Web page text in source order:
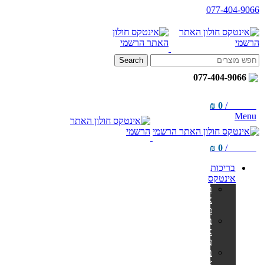
077-404-9066
Search
077-404-9066
/
₪ 0
Menu
/
₪ 0
בריכות
אינטקס
בריכות
אולטרה
מלבניות
בריכות
אולטרה
עגולות
בריכות
צינורות